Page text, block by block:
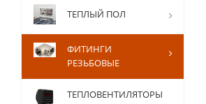
ТЕПЛЫЙ ПОЛ
ФИТИНГИ
РЕЗЬБОВЫЕ
ТЕПЛОВЕНТИЛЯТОРЫ